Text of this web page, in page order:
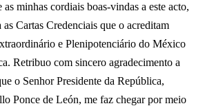
minhas cordiais boas-vindas a este acto,
as Cartas Credenciais que o acreditam
e Plenipotenciário do México
Retribuo com sincero agradecimento a
o Senhor Presidente da República,
Ponce de León, me faz chegar por meio